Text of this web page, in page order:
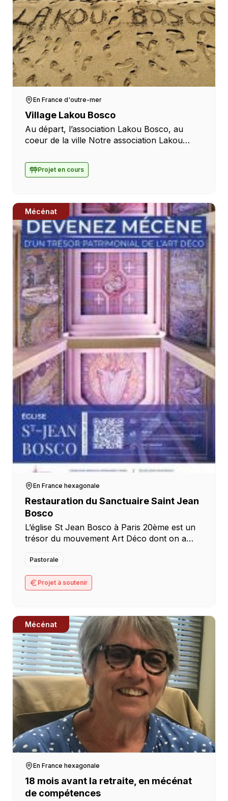
En France d'outre-mer
Village Lakou Bosco
Au départ, l’association Lakou Bosco, au
coeur de la ville Notre association Lakou
l’ambition de rejoindre les jeunes et les
familles les […]
Projet en cours
Mécénat
En France hexagonale
Restauration du Sanctuaire Saint Jean
Bosco
L’église St Jean Bosco à Paris 20ème est un
trésor du mouvement Art Déco dont on a
entier. Un patrimoine architectural en […]
Pastorale
Projet à soutenir
Mécénat
En France hexagonale
18 mois avant la retraite, en mécénat
de compétences